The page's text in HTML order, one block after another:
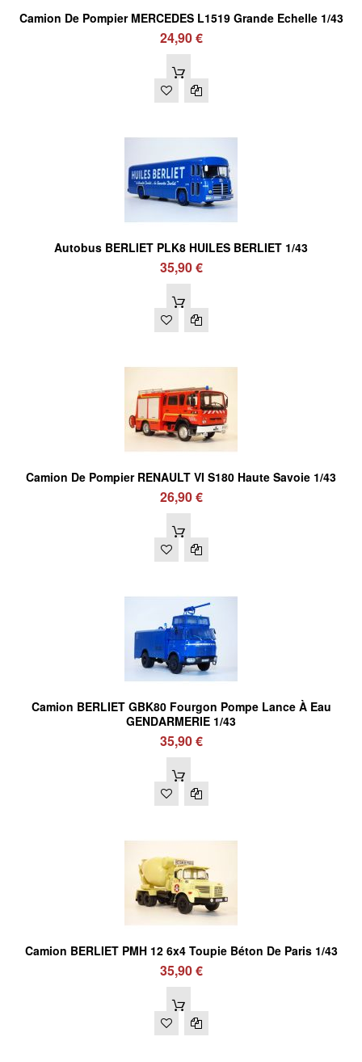
Camion De Pompier MERCEDES L1519 Grande Echelle 1/43
24,90 €
Autobus BERLIET PLK8 HUILES BERLIET 1/43
35,90 €
Camion De Pompier RENAULT VI S180 Haute Savoie 1/43
26,90 €
Camion BERLIET GBK80 Fourgon Pompe Lance À Eau
GENDARMERIE 1/43
35,90 €
Camion BERLIET PMH 12 6x4 Toupie Béton De Paris 1/43
35,90 €